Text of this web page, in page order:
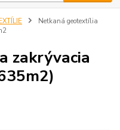
Netkaná geotextília
zakrývacia